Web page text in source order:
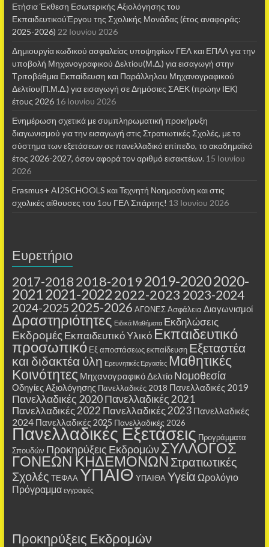
Ετήσια Έκθεση Εσωτερικής Αξιολόγησης του
ΕκπαιδευτικούΈργου της Σχολικής Μονάδας (έτος αναφοράς:
2025-2026) 22 Ιουνίου 2026
Δημιουργία κωδικού ασφαλείας υποψηφίων ΓΕΛ και ΕΠΑΛ για την
υποβολή Μηχανογραφικού Δελτίου(Μ.Δ.) για εισαγωγή στην
Τριτοβάθμια Εκπαίδευση και Παράλληλου Μηχανογραφικού
Δελτίου(Π.Μ.Δ.) για εισαγωγή σε Δημόσιες ΣΑΕΚ (πρώην ΙΕΚ)
έτους 2026 16 Ιουνίου 2026
Ενημέρωση σχετικά με συμπληρωματική προκήρυξη
διαγωνισμού για την εισαγωγή στις Στρατιωτικές Σχολές, με το
σύστημα των εξετάσεων σε πανελλαδικό επίπεδο, το ακαδημαϊκό
έτος 2026-2027, όσον αφορά τον αριθμό εισακτέων. 15 Ιουνίου
2026
Erasmus+ AI2SCHOOLS και Τεχνητή Νοημοσύνη και στις
σχολικές αίθουσες τoυ 1ου ΓΕΛ Σπάρτης! 13 Ιουνίου 2026
Ευρετήριο
2017-2018 2018-20192019-20202020-
2021 2021-20222022-2023 2023-2024
2024-2025 2025-2026 ΑΓΩΝΕΣ Ασφάλεια Διαγωνισμοί
Δραστηριότητες Ειδικά Μαθήματα Εκδηλώσεις
Εκδρομές Εκπαιδευτικό Υλικό Εκπαιδευτικό
προσωπικό Εξ αποστάσεως εκπαίδευση Εξεταστέα
και διδακτέα ύλη Ερευνητικές Εργασίες Μαθητικές
Κοινότητες Μηχανογραφικό Δελτίο Νομοθεσία
Οδηγίες Αξιολόγησης Πανελλαδικές 2018 Πανελλαδικές 2019
Πανελλαδικές 2020 Πανελλαδικές 2021
Πανελλαδικές 2022 Πανελλαδικές 2023 Πανελλαδικές
2024 Πανελλαδικές 2025 Πανελλαδικές 2026
Πανελλαδικές Εξετάσεις Προγράμματα
Σπουδών Προκηρύξεις ΕκδρομώνΣΥΛΛΟΓΟΣ
ΓΟΝΕΩΝ ΚΗΔΕΜΟΝΩΝ Στρατιωτικές
Σχολές ΤΕΦΑΑ ΥΠΑΙΘ ΥΠΑΙΘΑ Υγεία Ωρολόγιο
Πρόγραμμα εγγραφές
Προκηρύξεις Εκδρομών